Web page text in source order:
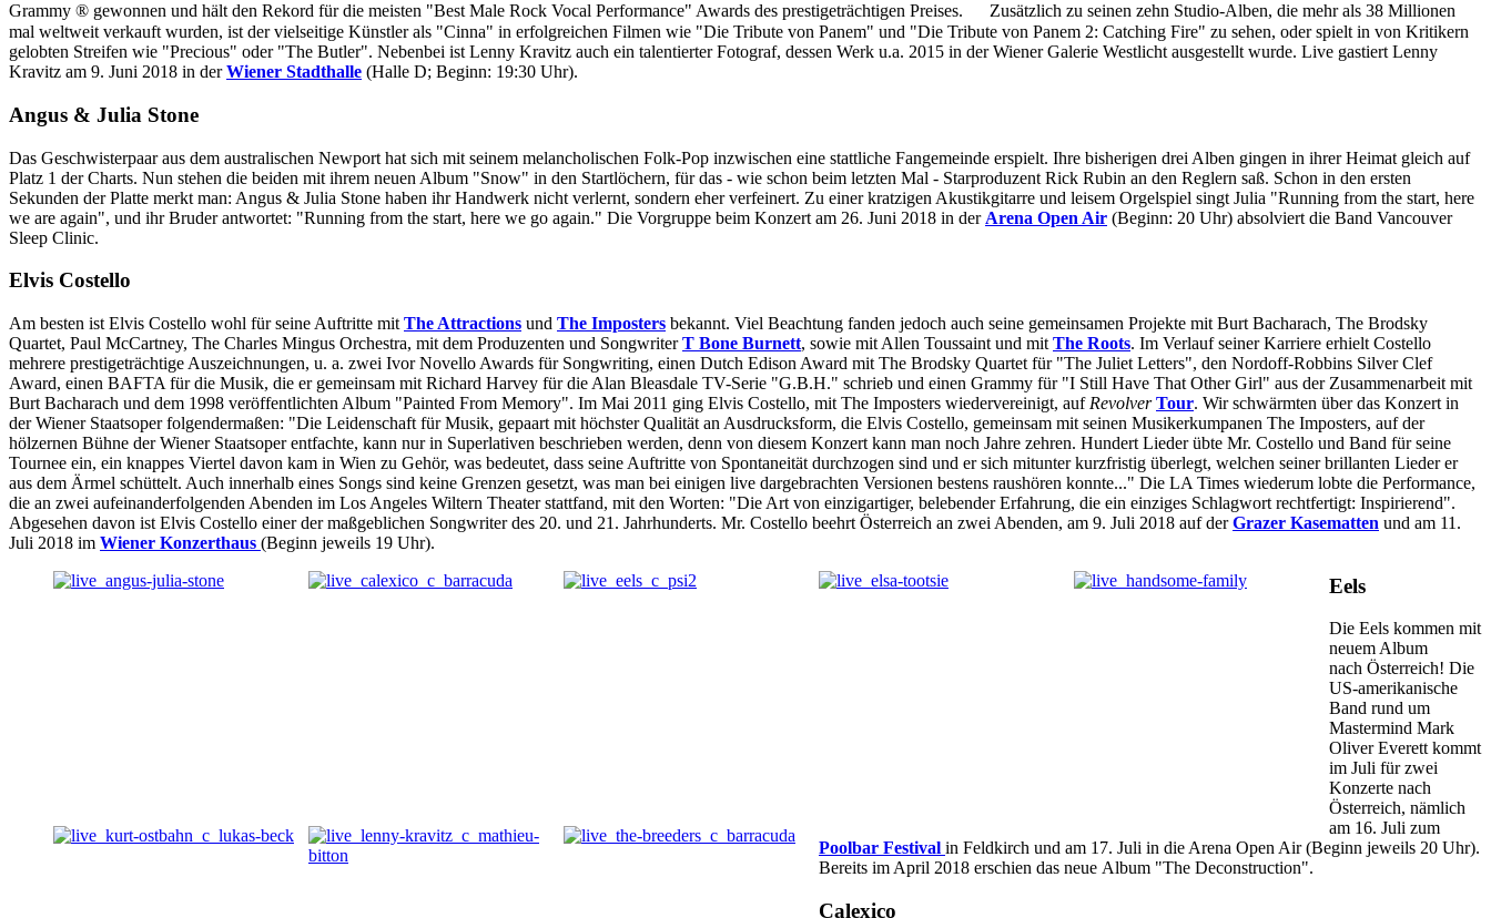
Grammy ® gewonnen und hält den Rekord für die meisten "Best Male Rock Vocal Performance" Awards des prestigeträchtigen Preises. Zusätzlich zu seinen zehn Studio-Alben, die mehr als 38 Millionen
mal weltweit verkauft wurden, ist der vielseitige Künstler als "Cinna" in erfolgreichen Filmen wie "Die Tribute von Panem" und "Die Tribute von Panem 2: Catching Fire" zu sehen, oder spielt in von Kritikern
gelobten Streifen wie "Precious" oder "The Butler". Nebenbei ist Lenny Kravitz auch ein talentierter Fotograf, dessen Werk u.a. 2015 in der Wiener Galerie Westlicht ausgestellt wurde. Live gastiert Lenny
Kravitz am 9. Juni 2018 in derWiener Stadthalle (Halle D; Beginn: 19:30 Uhr).
Angus & Julia Stone
Das Geschwisterpaar aus dem australischen Newport hat sich mit seinem melancholischen Folk-Pop inzwischen eine stattliche Fangemeinde erspielt. Ihre bisherigen drei Alben gingen in ihrer Heimat gleich auf
Platz 1 der Charts. Nun stehen die beiden mit ihrem neuen Album "Snow" in den Startlöchern, für das - wie schon beim letzten Mal - Starproduzent Rick Rubin an den Reglern saß. Schon in den ersten
Sekunden der Platte merkt man: Angus & Julia Stone haben ihr Handwerk nicht verlernt, sondern eher verfeinert. Zu einer kratzigen Akustikgitarre und leisem Orgelspiel singt Julia "Running from the start, here
we are again", und ihr Bruder antwortet: "Running from the start, here we go again." Die Vorgruppe beim Konzert am 26. Juni 2018 in der Arena Open Air (Beginn: 20 Uhr) absolviert die Band Vancouver
Sleep Clinic.
Elvis Costello
Am besten ist Elvis Costello wohl für seine Auftritte mit The Attractions und The Imposters bekannt. Viel Beachtung fanden jedoch auch seine gemeinsamen Projekte mit Burt Bacharach, The Brodsky
Quartet, Paul McCartney, The Charles Mingus Orchestra, mit dem Produzenten und SongwriterT Bone Burnett, sowie mit Allen Toussaint und mit The Roots. Im Verlauf seiner Karriere erhielt Costello
mehrere prestigeträchtige Auszeichnungen, u. a. zwei Ivor Novello Awards für Songwriting, einen Dutch Edison Award mit The Brodsky Quartet für "The Juliet Letters", den Nordoff-Robbins Silver Clef
Award, einen BAFTA für die Musik, die er gemeinsam mit Richard Harvey für die Alan Bleasdale TV-Serie "G.B.H." schrieb und einen Grammy für "I Still Have That Other Girl" aus der Zusammenarbeit mit
Burt Bacharach und dem 1998 veröffentlichten Album "Painted From Memory". Im Mai 2011 ging Elvis Costello, mit The Imposters wiedervereinigt, auf Revolver Tour. Wir schwärmten über das Konzert in
der Wiener Staatsoper folgendermaßen: "Die Leidenschaft für Musik, gepaart mit höchster Qualität an Ausdrucksform, die Elvis Costello, gemeinsam mit seinen Musikerkumpanen The Imposters, auf der
hölzernen Bühne der Wiener Staatsoper entfachte, kann nur in Superlativen beschrieben werden, denn von diesem Konzert kann man noch Jahre zehren. Hundert Lieder übte Mr. Costello und Band für seine
Tournee ein, ein knappes Viertel davon kam in Wien zu Gehör, was bedeutet, dass seine Auftritte von Spontaneität durchzogen sind und er sich mitunter kurzfristig überlegt, welchen seiner brillanten Lieder er
aus dem Ärmel schüttelt. Auch innerhalb eines Songs sind keine Grenzen gesetzt, was man bei einigen live dargebrachten Versionen bestens raushören konnte..." Die LA Times wiederum lobte die Performance,
die an zwei aufeinanderfolgenden Abenden im Los Angeles Wiltern Theater stattfand, mit den Worten: "Die Art von einzigartiger, belebender Erfahrung, die ein einziges Schlagwort rechtfertigt: Inspirierend".
Abgesehen davon ist Elvis Costello einer der maßgeblichen Songwriter des 20. und 21. Jahrhunderts. Mr. Costello beehrt Österreich an zwei Abenden, am 9. Juli 2018 auf derGrazer Kasematten und am 11.
Juli 2018 im Wiener Konzerthaus (Beginn jeweils 19 Uhr).
Eels
Die Eels kommen mit
neuem Album
nach Österreich! Die
US-amerikanische
Band rund um
Mastermind Mark
Oliver Everett kommt
im Juli für zwei
Konzerte nach
Österreich, nämlich
am 16. Juli zum
Poolbar Festival in Feldkirch und am 17. Juli in die Arena Open Air (Beginn jeweils 20 Uhr).
Bereits im April 2018 erschien das neue Album "The Deconstruction".
Calexico